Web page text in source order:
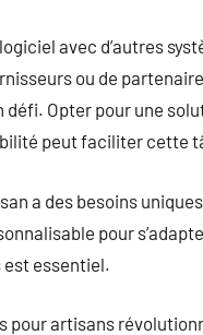
avec d’autres
ou de
défi. Opter pour une
peut faciliter cette
a des besoins
pour
essentiel.
pour artisans